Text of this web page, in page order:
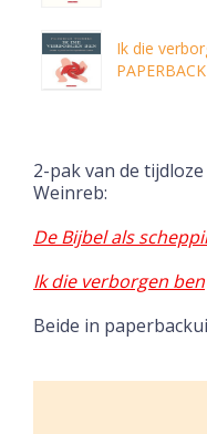
Ik die
PAPERBACK
2-pak van de
Weinreb:
De Bijbel als
Ik die verborgen ben
Beide in